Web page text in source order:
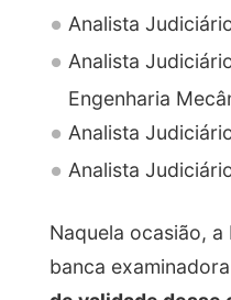
Analista
Analista
Engenharia
Analista
Analista
Naquela ocasião,
banca